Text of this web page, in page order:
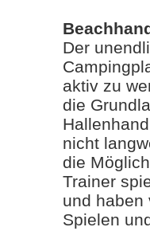
Der
aktiv zu
die
nicht
die
Trainer
und haben
Spielen